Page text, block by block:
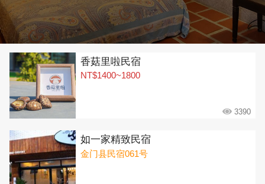
共有 292 间店家
香菇里啦民宿
NT$1400~1800
3390
如一家精致民宿
金门县民宿061号